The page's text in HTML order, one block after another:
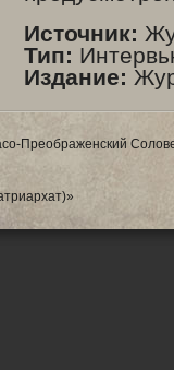
Источник:
Тип:
Издание:
Преображенский